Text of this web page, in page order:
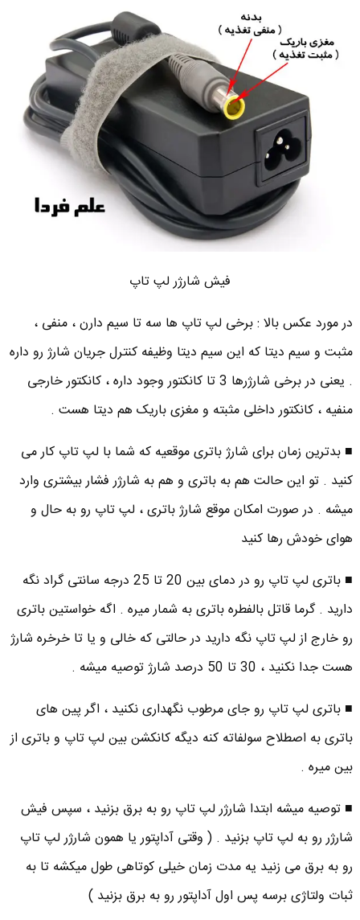
فیش شارژر لپ تاپ
در مورد عکس بالا : برخی لپ تاپ ها سه تا سیم دارن ، منفی ،
مثبت و سیم دیتا که این سیم دیتا وظیفه کنترل جریان شارژ رو داره
. یعنی در برخی شارژرها 3 تا کانکتور وجود داره ، کانکتور خارجی
منفیه ، کانکتور داخلی مثبته و مغزی باریک هم دیتا هست .
■ بدترین زمان برای شارژ باتری موقعیه که شما با لپ تاپ کار می
کنید . تو این حالت هم به باتری و هم به شارژر فشار بیشتری وارد
میشه . در صورت امکان موقع شارژ باتری ، لپ تاپ رو به حال و
هوای خودش رها کنید
■ باتری لپ تاپ رو در دمای بین 20 تا 25 درجه سانتی گراد نگه
دارید . گرما قاتل بالفطره باتری به شمار میره . اگه خواستین باتری
رو خارج از لپ تاپ نگه دارید در حالتی که خالی و یا تا خرخره شارژ
هست جدا نکنید ، 30 تا 50 درصد شارژ توصیه میشه .
■ باتری لپ تاپ رو جای مرطوب نگهداری نکنید ، اگر پین های
باتری به اصطلاح سولفاته کنه دیگه کانکشن بین لپ تاپ و باتری از
بین میره .
■ توصیه میشه ابتدا شارژر لپ تاپ رو به برق بزنید ، سپس فیش
شارژر رو به لپ تاپ بزنید . ( وقتی آداپتور یا همون شارژر لپ تاپ
رو به برق می زنید یه مدت زمان خیلی کوتاهی طول میکشه تا به
ثبات ولتاژی برسه پس اول آداپتور رو به برق بزنید )